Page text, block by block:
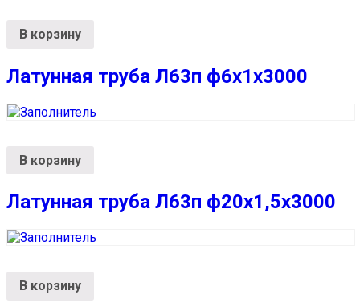
В корзину
Латунная труба Л63п ф6х1х3000
В корзину
Латунная труба Л63п ф20х1,5х3000
В корзину